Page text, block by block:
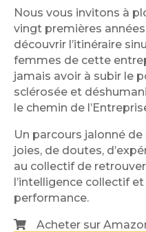
Nous vous invitons à
vingt premières
découvrir l’itinéraire
femmes de cette
jamais avoir à subir le
sclérosée et
le chemin de
Un parcours jalonné
joies, de doutes,
au collectif de
l’intelligence collectif
performance.
Acheter sur